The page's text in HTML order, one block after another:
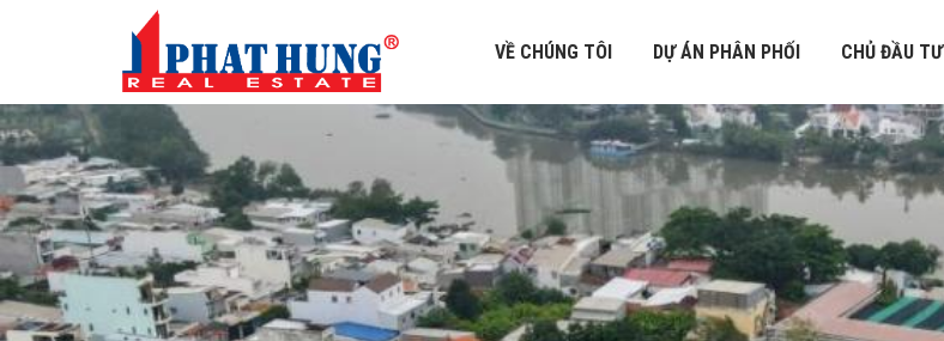
VỀ CHÚNG TÔI DỰ ÁN PHÂN PHỐI CHỦ ĐẦU TƯ